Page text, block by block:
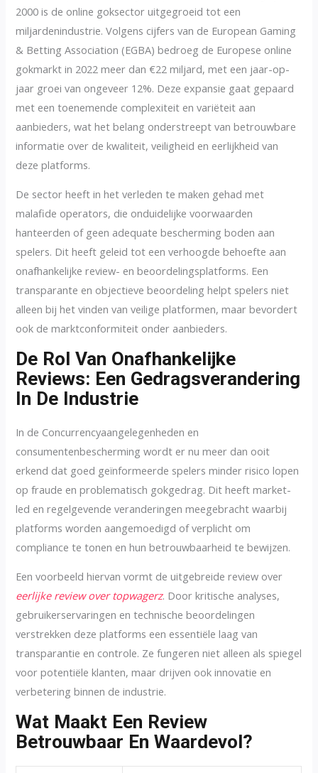
2000 is de online goksector uitgegroeid tot een
miljardenindustrie. Volgens cijfers van de European Gaming
& Betting Association (EGBA) bedroeg de Europese online
gokmarkt in 2022 meer dan€22 miljard, met een jaar-op-
jaar groei van ongeveer 12%. Deze expansie gaat gepaard
met een toenemende complexiteit en variëteit aan
aanbieders, wat het belang onderstreept van betrouwbare
informatie over de kwaliteit, veiligheid en eerlijkheid van
deze platforms.
De sector heeft in het verleden te maken gehad met
malafide operators, die onduidelijke voorwaarden
hanteerden of geen adequate bescherming boden aan
spelers. Dit heeft geleid tot een verhoogde behoefte aan
onafhankelijke review- en beoordelingsplatforms. Een
transparante en objectieve beoordeling helpt spelers niet
alleen bij het vinden van veilige platformen, maar bevordert
ook de marktconformiteit onder aanbieders.
De Rol Van Onafhankelijke
Reviews: Een Gedragsverandering
In De Industrie
In de Concurrencyaangelegenheden en
consumentenbescherming wordt er nu meer dan ooit
erkend dat goed geïnformeerde spelers minder risico lopen
op fraude en problematisch gokgedrag. Dit heeft market-
led en regelgevende veranderingen meegebracht waarbij
platforms worden aangemoedigd of verplicht om
compliance te tonen en hun betrouwbaarheid te bewijzen.
Een voorbeeld hiervan vormt de uitgebreide review over
eerlijke review over topwagerz. Door kritische analyses,
gebruikerservaringen en technische beoordelingen
verstrekken deze platforms een essentiële laag van
transparantie en controle. Ze fungeren niet alleen als spiegel
voor potentiële klanten, maar drijven ook innovatie en
verbetering binnen de industrie.
Wat Maakt Een Review
Betrouwbaar En Waardevol?